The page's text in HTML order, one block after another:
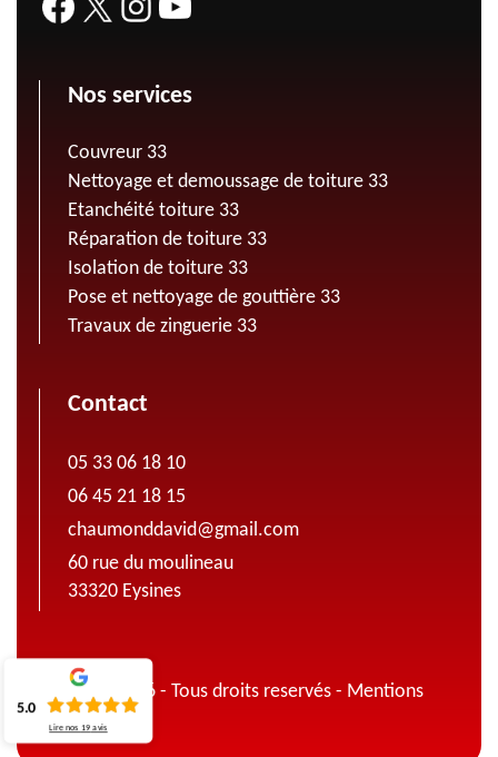
Nos services
Couvreur 33
Nettoyage et demoussage de toiture 33
Etanchéité toiture 33
Réparation de toiture 33
Isolation de toiture 33
Pose et nettoyage de gouttière 33
Travaux de zinguerie 33
Contact
05 33 06 18 10
06 45 21 18 15
chaumonddavid@gmail.com
60 rue du moulineau
33320 Eysines
© 2022 - 2026 - Tous droits reservés - Mentions
légales
5.0
Lire nos 19 avis